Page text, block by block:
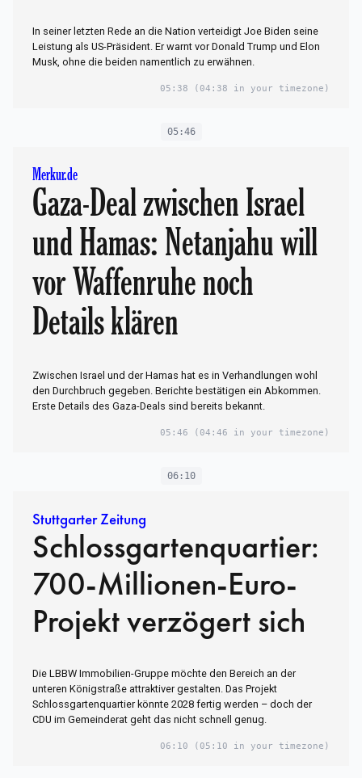
In seiner letzten Rede an die Nation verteidigt Joe Biden seine
Leistung als US-Präsident. Er warnt vor Donald Trump und Elon
Musk, ohne die beiden namentlich zu erwähnen.
05:38 (04:38 in your timezone)
05:46
Merkur.de
Gaza-Deal zwischen Israel
und Hamas: Netanjahu will
vor Waffenruhe noch
Details klären
Zwischen Israel und der Hamas hat es in Verhandlungen wohl
den Durchbruch gegeben. Berichte bestätigen ein Abkommen.
Erste Details des Gaza-Deals sind bereits bekannt.
05:46 (04:46 in your timezone)
06:10
Stuttgarter Zeitung
Schlossgartenquartier:
700-Millionen-Euro-
Projekt verzögert sich
Die LBBW Immobilien-Gruppe möchte den Bereich an der
unteren Königstraße attraktiver gestalten. Das Projekt
Schlossgartenquartier könnte 2028 fertig werden – doch der
CDU im Gemeinderat geht das nicht schnell genug.
06:10 (05:10 in your timezone)